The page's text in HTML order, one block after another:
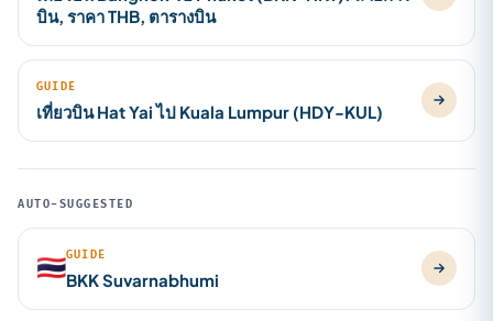
บิน, ราคา THB, ตารางบิน
GUIDE
เที่ยวบิน Hat Yai ไป Kuala Lumpur (HDY-KUL)
AUTO-SUGGESTED
🇹🇭GUIDE
BKK Suvarnabhumi